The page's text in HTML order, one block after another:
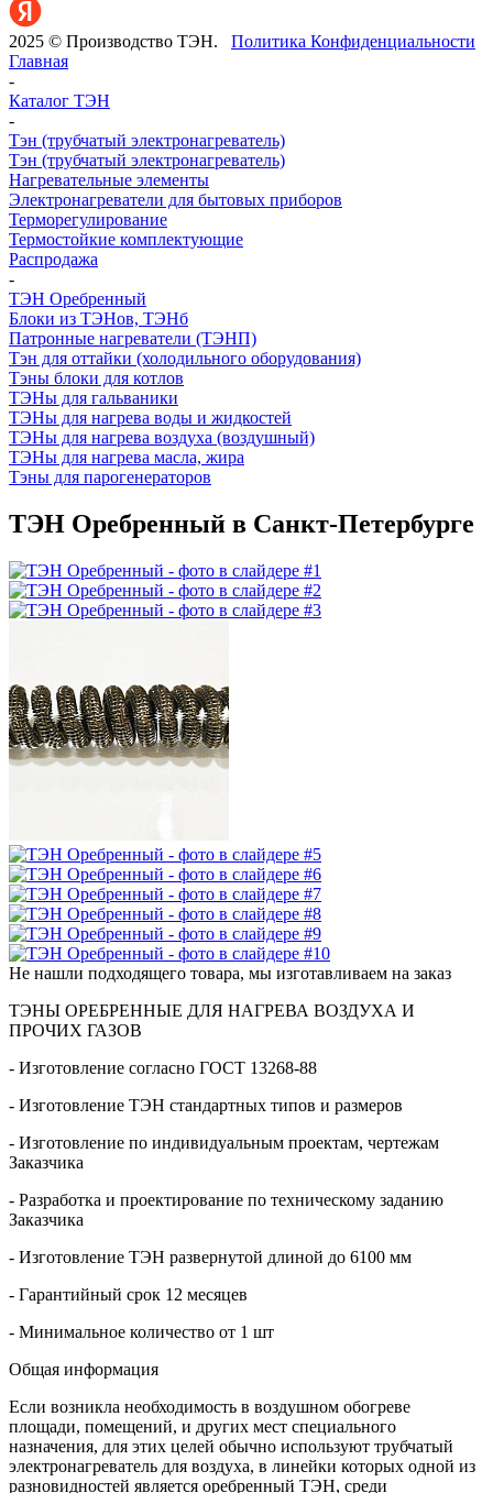
2025 © Производство ТЭН. Политика Конфиденциальности
Главная
-
Каталог ТЭН
-
Тэн (трубчатый электронагреватель)
Тэн (трубчатый электронагреватель)
Нагревательные элементы
Электронагреватели для бытовых приборов
Терморегулирование
Термостойкие комплектующие
Распродажа
-
ТЭН Оребренный
Блоки из ТЭНов, ТЭНб
Патронные нагреватели (ТЭНП)
Тэн для оттайки (холодильного оборудования)
Тэны блоки для котлов
ТЭНы для гальваники
ТЭНы для нагрева воды и жидкостей
ТЭНы для нагрева воздуха (воздушный)
ТЭНы для нагрева масла, жира
Тэны для парогенераторов
ТЭН Оребренный в Санкт-Петербурге
Не нашли подходящего товара, мы изготавливаем на заказ
ТЭНЫ ОРЕБРЕННЫЕ ДЛЯ НАГРЕВА ВОЗДУХА И
ПРОЧИХ ГАЗОВ
- Изготовление согласно ГОСТ 13268-88
- Изготовление ТЭН стандартных типов и размеров
- Изготовление по индивидуальным проектам, чертежам
Заказчика
- Разработка и проектирование по техническому заданию
Заказчика
- Изготовление ТЭН развернутой длиной до 6100 мм
- Гарантийный срок 12 месяцев
- Минимальное количество от 1 шт
Общая информация
Если возникла необходимость в воздушном обогреве
площади, помещений, и других мест специального
назначения, для этих целей обычно используют трубчатый
электронагреватель для воздуха, в линейки которых одной из
разновидностей является оребренный ТЭН, среди